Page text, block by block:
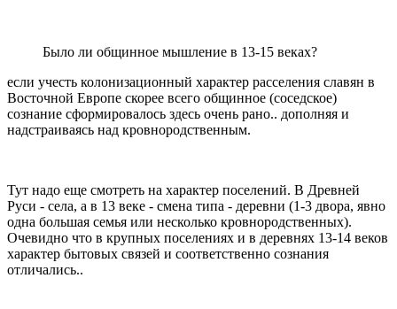
Было ли общинное мышление в 13-15 веках?
если учесть колонизационный характер расселения славян в
Восточной Европе скорее всего общинное (соседское)
сознание сформировалось здесь очень рано.. дополняя и
надстраиваясь над кровнородственным.
Тут надо еще смотреть на характер поселений. В Древней
Руси - села, а в 13 веке - смена типа - деревни (1-3 двора, явно
одна большая семья или несколько кровнородственных).
Очевидно что в крупных поселениях и в деревнях 13-14 веков
характер бытовых связей и соответственно сознания
отличались..